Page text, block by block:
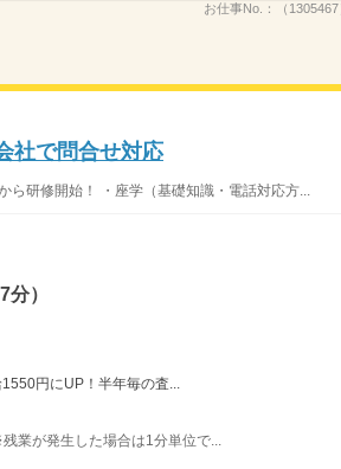
お仕事No.： （
社で問合せ対応
ら研修開始！ ・座学（基礎知識・電話対応方...
）
円にUP！半年毎の査...
業が発生した場合は1分単位で...